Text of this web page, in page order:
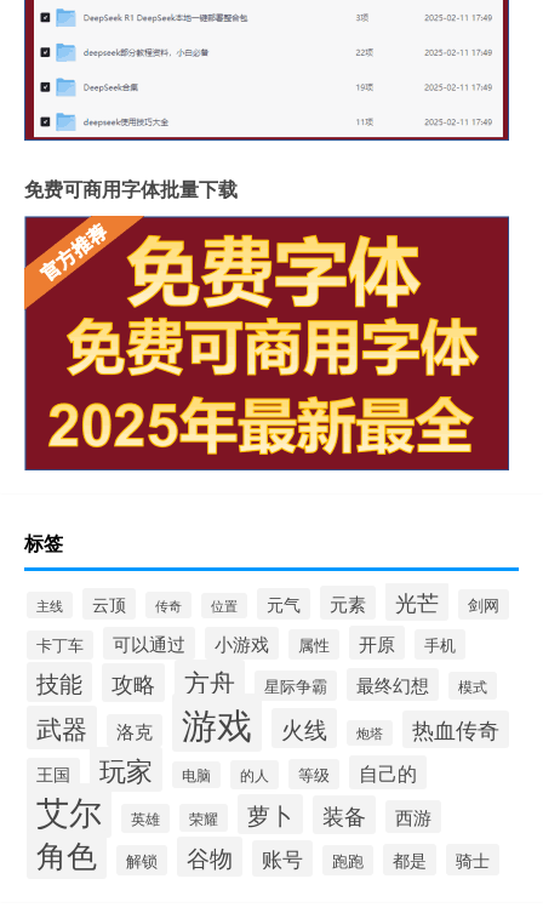
免费可商用字体批量下载
标签
主线 云顶 传奇 位置 元气 元素 光芒 剑网
卡丁车 可以通过 小游戏 属性 开原 手机
技能 攻略 方舟 星际争霸 最终幻想 模式
武器 洛克 游戏 火线 炮塔 热血传奇
王国 玩家 电脑 的人 等级 自己的
艾尔 英雄 荣耀 萝卜 装备 西游
角色 解锁 谷物 账号 跑跑 都是 骑士